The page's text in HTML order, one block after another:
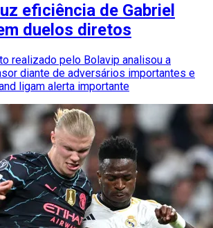
eficiência de Gabriel
duelos diretos
realizado pelo Bolavip analisou a
diante de adversários importantes e
ligam alerta importante